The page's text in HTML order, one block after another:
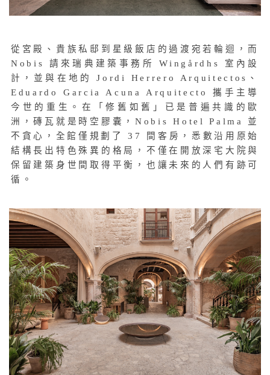
從宮殿、貴族私邸到星級飯店的過渡宛若輪迴，而
Nobis 請來瑞典建築事務所 Wing å rdhs 室內設
計，並與在地的 Jordi Herrero Arquitectos、
Eduardo Garcia Acuna Arquitecto 攜手主導
今世的重生。在「修舊如舊」已是普遍共識的歐
洲，磚瓦就是時空膠囊，Nobis Hotel Palma 並
不貪心，全館僅規劃了 37 間客房，悉數沿用原始
結構長出特色殊異的格局，不僅在開放深宅大院與
保留建築身世間取得平衡，也讓未來的人們有跡可
循。